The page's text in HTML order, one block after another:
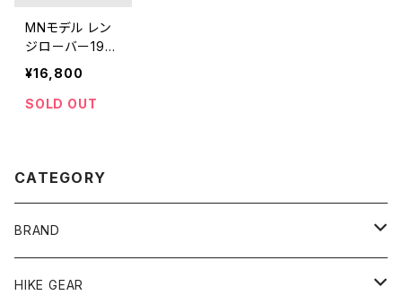
MNモデル レン
ジローバー197
0 1/12 アウトド
アラジコン MN-
168 RTR CAM
¥16,800
SOLD OUT
CATEGORY
BRAND
andwander
HIKE GEAR